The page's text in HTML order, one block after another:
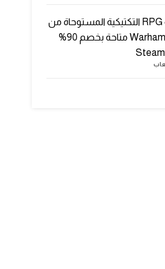
لعبة RPG التكتيكية المستوحاة من
Warhammer متاحة بخصم 90%